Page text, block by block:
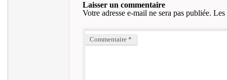
Laisser un commentaire
Votre adresse e-mail ne sera pas publiée. Les
Commentaire *